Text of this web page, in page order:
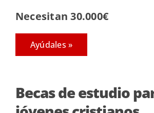
Necesitan 30.000€
Ayúdales »
Becas de estudio